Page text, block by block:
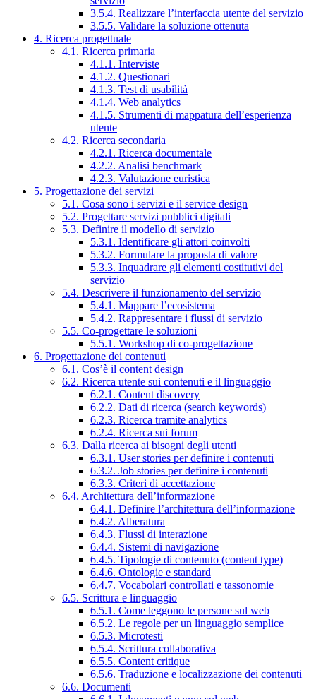
3.5.4. Realizzare l’interfaccia utente del servizio
3.5.5. Validare la soluzione ottenuta
4. Ricerca progettuale
4.1. Ricerca primaria
4.1.1. Interviste
4.1.2. Questionari
4.1.3. Test di usabilità
4.1.4. Web analytics
4.1.5. Strumenti di mappatura dell’esperienza
utente
4.2. Ricerca secondaria
4.2.1. Ricerca documentale
4.2.2. Analisi benchmark
4.2.3. Valutazione euristica
5. Progettazione dei servizi
5.1. Cosa sono i servizi e il service design
5.2. Progettare servizi pubblici digitali
5.3. Definire il modello di servizio
5.3.1. Identificare gli attori coinvolti
5.3.2. Formulare la proposta di valore
5.3.3. Inquadrare gli elementi costitutivi del
servizio
5.4. Descrivere il funzionamento del servizio
5.4.1. Mappare l’ecosistema
5.4.2. Rappresentare i flussi di servizio
5.5. Co-progettare le soluzioni
5.5.1. Workshop di co-progettazione
6. Progettazione dei contenuti
6.1. Cos’è il content design
6.2. Ricerca utente sui contenuti e il linguaggio
6.2.1. Content discovery
6.2.2. Dati di ricerca (search keywords)
6.2.3. Ricerca tramite analytics
6.2.4. Ricerca sui forum
6.3. Dalla ricerca ai bisogni degli utenti
6.3.1. User stories per definire i contenuti
6.3.2. Job stories per definire i contenuti
6.3.3. Criteri di accettazione
6.4. Architettura dell’informazione
6.4.1. Definire l’architettura dell’informazione
6.4.2. Alberatura
6.4.3. Flussi di interazione
6.4.4. Sistemi di navigazione
6.4.5. Tipologie di contenuto (content type)
6.4.6. Ontologie e standard
6.4.7. Vocabolari controllati e tassonomie
6.5. Scrittura e linguaggio
6.5.1. Come leggono le persone sul web
6.5.2. Le regole per un linguaggio semplice
6.5.3. Microtesti
6.5.4. Scrittura collaborativa
6.5.5. Content critique
6.5.6. Traduzione e localizzazione dei contenuti
6.6. Documenti